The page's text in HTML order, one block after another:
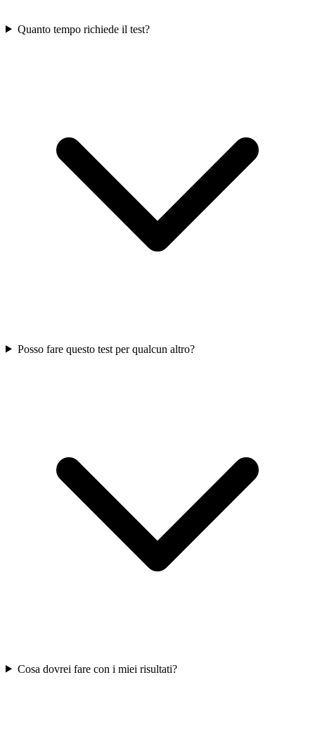
Quanto tempo richiede il test?
Posso fare questo test per qualcun altro?
Cosa dovrei fare con i miei risultati?